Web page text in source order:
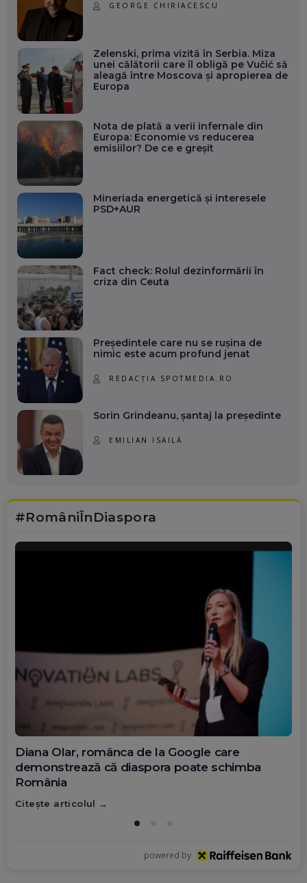
GEORGE CHIRIACESCU
Zelenski, prima vizită în Serbia. Miza
unei călătorii care îl obligă pe Vučić să
aleagă între Moscova și apropierea de
Europa
Nota de plată a verii infernale din
Europa: Economie vs reducerea
emisiilor? De ce e greșit
Mineriada energetică și interesele
PSD+AUR
Fact check: Rolul dezinformării în
criza din Ceuta
Președintele care nu se rușina de
nimic este acum profund jenat
REDACȚIA SPOTMEDIA.RO
Sorin Grindeanu, șantaj la președinte
EMILIAN ISAILĂ
#RomâniÎnDiaspora
Diana Olar, românca de la Google care
demonstrează că diaspora poate schimba
România
Citește articolul
powered by